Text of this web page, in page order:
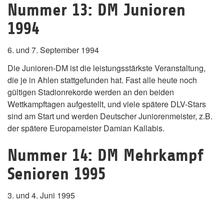
Nummer 13: DM Junioren
1994
6. und 7. September 1994
Die Junioren-DM ist die leistungsstärkste Veranstaltung,
die je in Ahlen stattgefunden hat. Fast alle heute noch
gültigen Stadionrekorde werden an den beiden
Wettkampftagen aufgestellt, und viele spätere DLV-Stars
sind am Start und werden Deutscher Juniorenmeister, z.B.
der spätere Europameister Damian Kallabis.
Nummer 14: DM Mehrkampf
Senioren 1995
3. und 4. Juni 1995